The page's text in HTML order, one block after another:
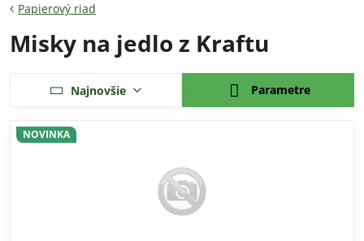
Papierový riad
Misky na jedlo z Kraftu
Najnovšie Parametre
NOVINKA